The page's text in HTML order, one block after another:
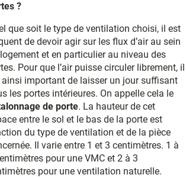
?
que soit le type de ventilation choisi, il est
de devoir agir sur les flux d’air au sein
et en particulier au niveau des
Pour que l’air puisse circuler librement, il
ainsi important de laisser un jour suffisant
les portes intérieures. On appelle cela le
de porte. La hauteur de cet
entre le sol et le bas de la porte est
du type de ventilation et de la pièce
Il varie entre 1 et 3 centimètres. 1 à
pour une VMC et 2 à 3
pour une ventilation naturelle.